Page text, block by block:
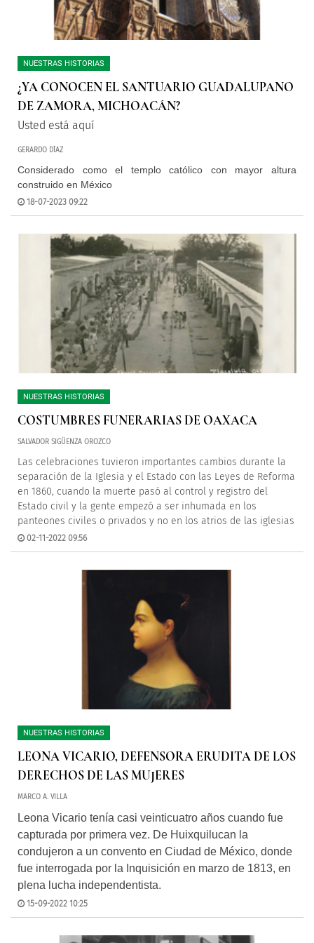
NUESTRAS HISTORIAS
¿YA CONOCEN EL SANTUARIO GUADALUPANO
DE ZAMORA, MICHOACÁN?
Usted está aquí
GERARDO DÍAZ
Considerado como el templo católico con mayor altura
construido en México
18-07-2023 09:22
NUESTRAS HISTORIAS
COSTUMBRES FUNERARIAS DE OAXACA
SALVADOR SIGÜENZA OROZCO
Las celebraciones tuvieron importantes cambios durante la
separación de la Iglesia y el Estado con las Leyes de Reforma
en 1860, cuando la muerte pasó al control y registro del
Estado civil y la gente empezó a ser inhumada en los
panteones civiles o privados y no en los atrios de las iglesias
02-11-2022 09:56
NUESTRAS HISTORIAS
LEONA VICARIO, DEFENSORA ERUDITA DE LOS
DERECHOS DE LAS MUJERES
MARCO A. VILLA
Leona Vicario tenía casi veinticuatro años cuando fue
capturada por primera vez. De Huixquilucan la
condujeron a un convento en Ciudad de México, donde
fue interrogada por la Inquisición en marzo de 1813, en
plena lucha independentista.
15-09-2022 10:25